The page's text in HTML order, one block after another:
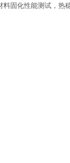
固化性能测试，热